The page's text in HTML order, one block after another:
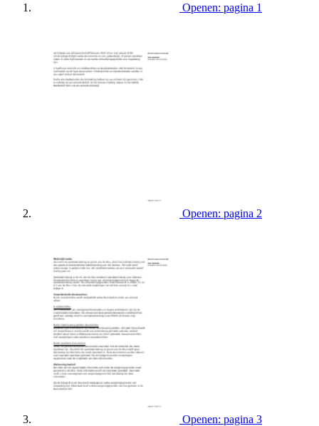
Openen: pagina 1
Openen: pagina 2
Openen: pagina 3